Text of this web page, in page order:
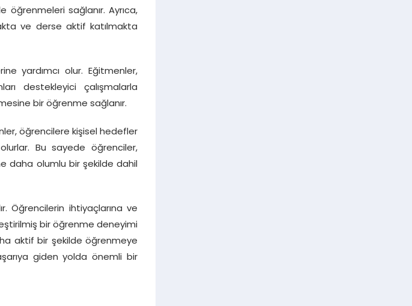
öğrenmeleri sağlanır. Ayrıca,
ve derse aktif katılmakta
yardımcı olur. Eğitmenler,
destekleyici çalışmalarla
bir öğrenme sağlanır.
öğrencilere kişisel hedefler
Bu sayede öğrenciler,
daha olumlu bir şekilde dahil
Öğrencilerin ihtiyaçlarına ve
bir öğrenme deneyimi
aktif bir şekilde öğrenmeye
giden yolda önemli bir